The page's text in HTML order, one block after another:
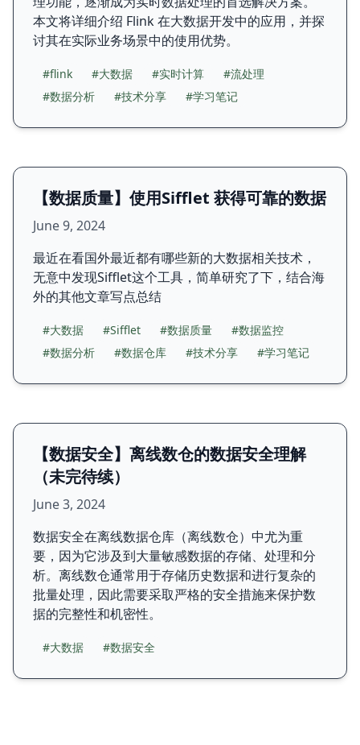
本文将详细介绍 Flink 在大数据开发中的应用，并探
讨其在实际业务场景中的使用优势。
#flink #大数据 #实时计算
#流处理
#数据分析
#技术分享 #学习笔记
【数据质量】使用Sifflet 获得可靠的数据
June 9, 2024
最近在看国外最近都有哪些新的大数据相关技术，
无意中发现Sifflet这个工具，简单研究了下，结合海
外的其他文章写点总结
#大数据 #Sifflet #数据质量
#数据监控
#数据分析
#数据仓库 #技术分享 #学习笔记
【数据安全】离线数仓的数据安全理解
（未完待续）
June 3, 2024
数据安全在离线数据仓库（离线数仓）中尤为重
要，因为它涉及到大量敏感数据的存储、处理和分
析。离线数仓通常用于存储历史数据和进行复杂的
批量处理，因此需要采取严格的安全措施来保护数
据的完整性和机密性。
#大数据 #数据安全